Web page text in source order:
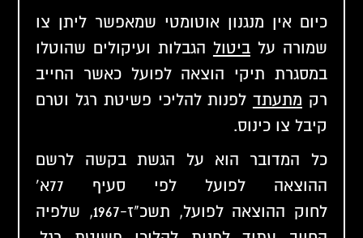
כיום אין מנגנון אוטומטי שמאפשר ליתן צו
שמורה עלביטול הגבלות ועיקולים שהוטלו
במסגרת תיקי הוצאה לפועל כאשר החייב
רק מתעתד לפנות להליכי פשיטת רגל וטרם
קיבל צו כינוס.
כל המדובר הוא על הגשת בקשה לרשם
ההוצאה לפועל לפי סעיף 77א'
לחוק ההוצאה לפועל, תשכ"ז-1967, שלפיה